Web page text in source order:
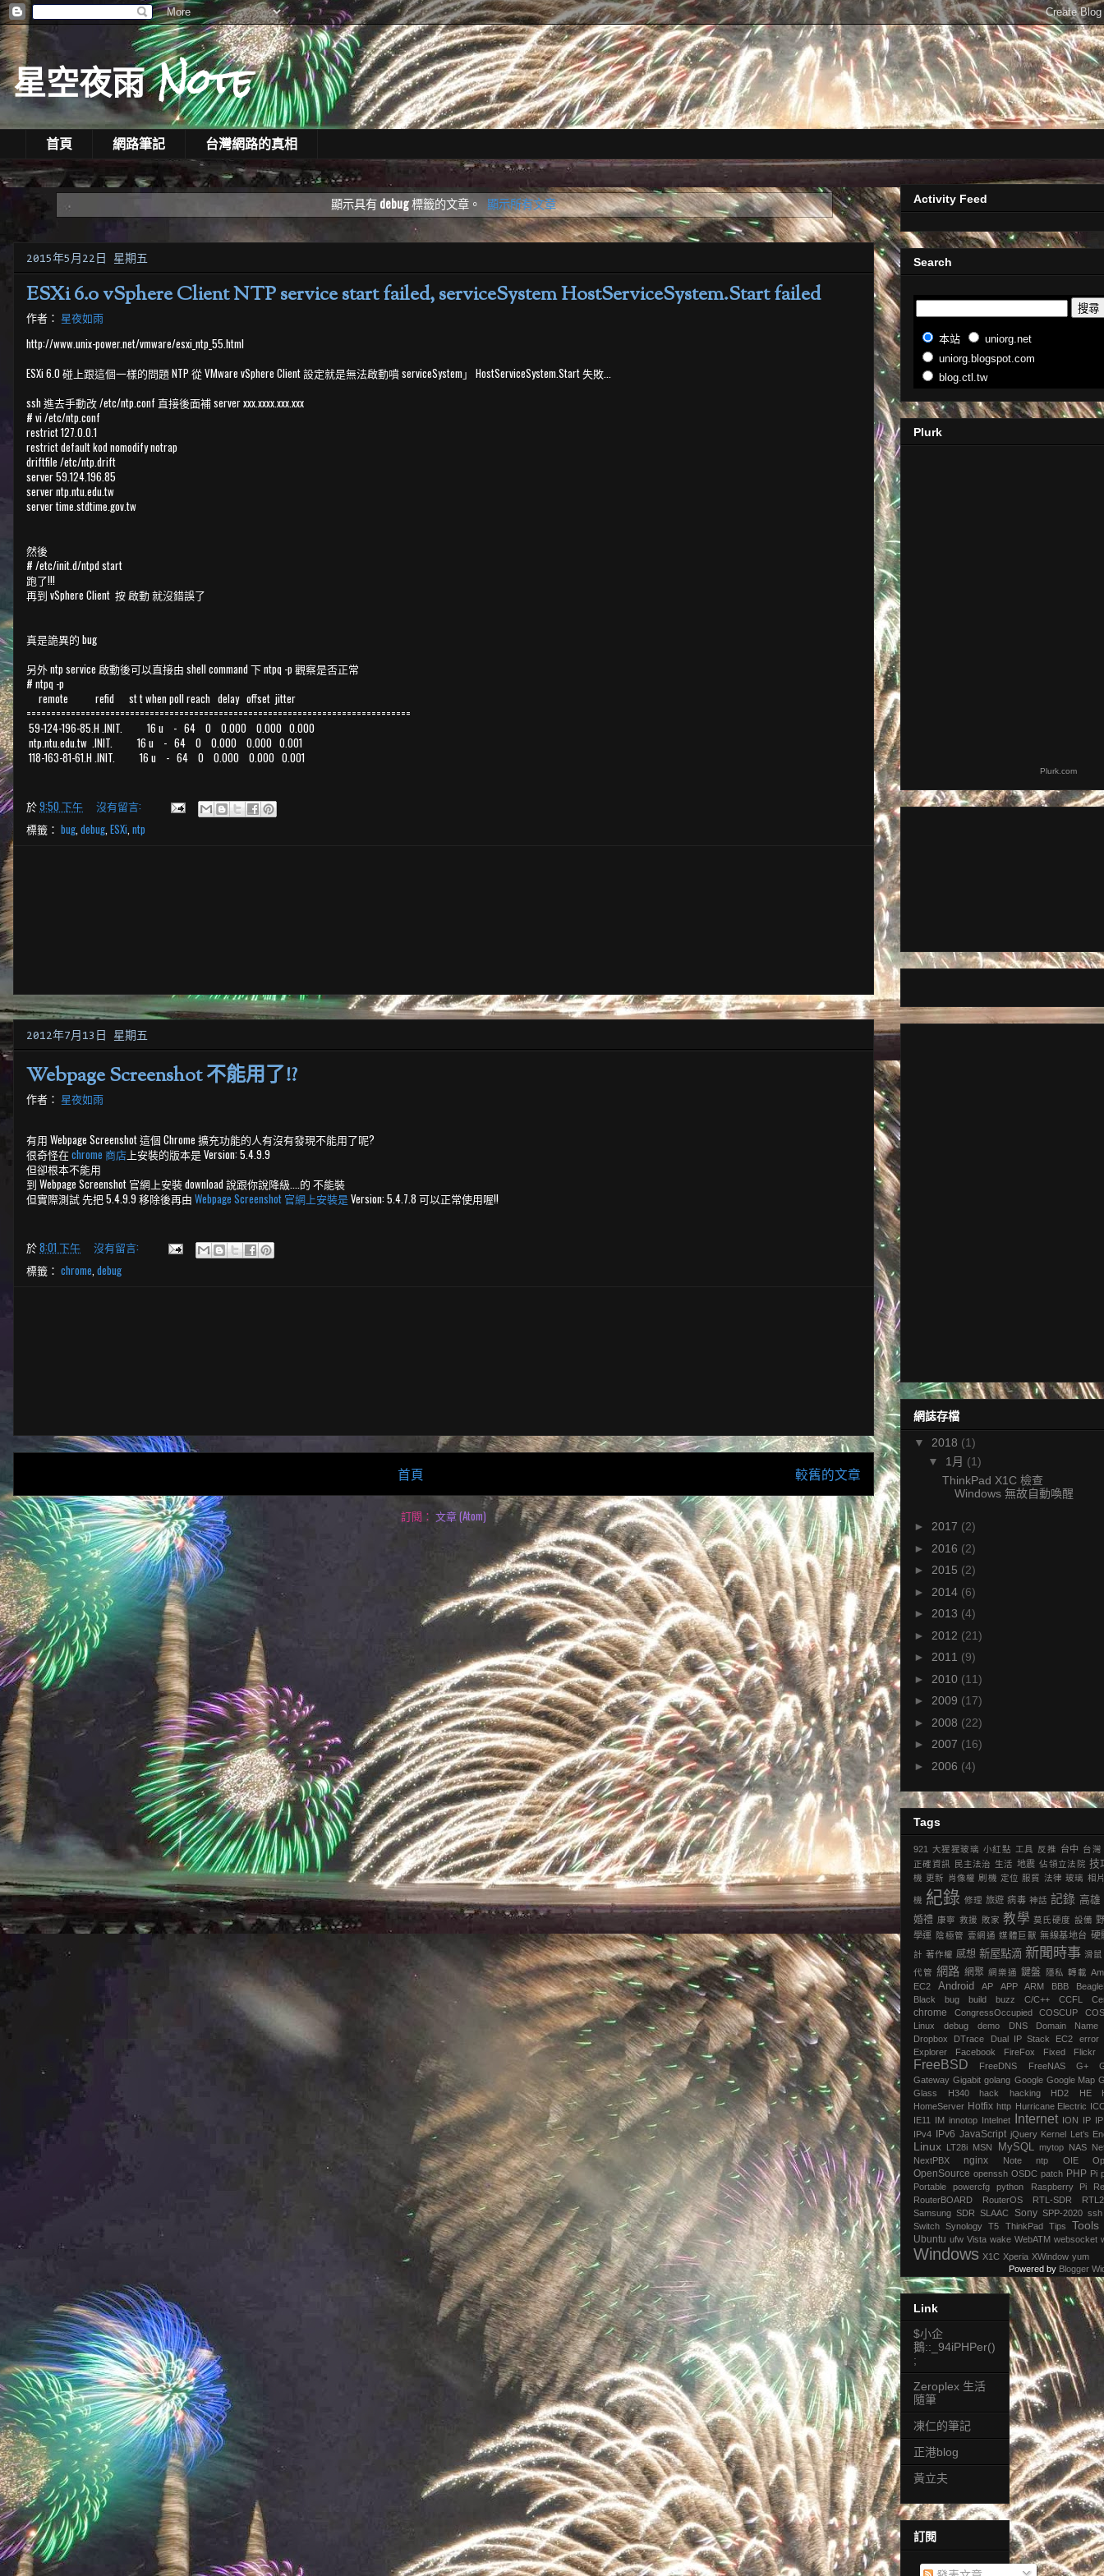
星空夜雨 Note
首頁 網路筆記 台灣網路的真相
顯示具有debug標籤的文章。 顯示所有文章
2015年5月22日 星期五
ESXi 6.0 vSphere Client NTP service start failed, serviceSystem HostServiceSystem.Start failed
作者： 星夜如雨
http://www.unix-power.net/vmware/esxi_ntp_55.html
ESXi 6.0 碰上跟這個一樣的問題 NTP 從 VMware vSphere Client 設定就是無法啟動噴 serviceSystem」 HostServiceSystem.Start 失敗...
ssh 進去手動改 /etc/ntp.conf 直接後面補 server xxx.xxxx.xxx.xxx
# vi /etc/ntp.conf
restrict 127.0.0.1
restrict default kod nomodify notrap
driftfile /etc/ntp.drift
server 59.124.196.85
server ntp.ntu.edu.tw
server time.stdtime.gov.tw
然後
# /etc/init.d/ntpd start
跑了!!!
再到 vSphere Client 按 啟動 就沒錯誤了
真是詭異的 bug
另外 ntp service 啟動後可以直接由 shell command 下 ntpq -p 觀察是否正常
# ntpq -p
remote refid st t when poll reach delay offset jitter
==============================================================================
59-124-196-85.H .INIT. 16 u - 64 0 0.000 0.000 0.000
ntp.ntu.edu.tw .INIT. 16 u - 64 0 0.000 0.000 0.001
118-163-81-61.H .INIT. 16 u - 64 0 0.000 0.000 0.001
於9:50 下午
沒有留言:
標籤： bug debug ESXi ntp
2012年7月13日 星期五
Webpage Screenshot 不能用了!?
作者： 星夜如雨
有用 Webpage Screenshot 這個 Chrome 擴充功能的人有沒有發現不能用了呢?
很奇怪在chrome 商店 上安裝的版本是 Version: 5.4.9.9
但卻根本不能用
到 Webpage Screenshot 官網上安裝 download 說跟你說降級....的 不能裝
但實際測試 先把 5.4.9.9 移除後再由 Webpage Screenshot 官網上安裝是Version: 5.4.7.8 可以正常使用喔!!
於8:01 下午
沒有留言:
標籤： chrome debug
較舊的文章
首頁
訂閱： 文章 (Atom)
Activity Feed
Search
本站
uniorg.net
uniorg.blogspot.com
blog.ctl.tw
Plurk
Plurk.com
網誌存檔
▼ 2018 (1)
▼ 1月 (1)
ThinkPad X1C 檢查
Windows 無故自動喚醒
► 2017 (2)
► 2016 (2)
► 2015 (2)
► 2014 (6)
► 2013 (4)
► 2012 (21)
► 2011 (9)
► 2010 (11)
► 2009 (17)
► 2008 (22)
► 2007 (16)
► 2006 (4)
Tags
921 大猩猩玻璃 小紅點 工具 反推 台中 台灣
正確資訊
民主法治 生活 地震 ‎佔領立法院‬ 技
機 更新 肖像權 刷機 定位 服貿 法律 玻璃 相
機 紀錄 修理 旅遊 病毒 神話 記錄 高雄
婚禮 康寧 救援 敗家 教學 莫氏硬度 設備
學運 陰極管 壹網通 媒體巨獸 無線基地台 硬
計 著作權 感想 新屋點滴 新聞時事 滑鼠
代管 網路 網聚 網樂通 鍵盤 隱私 轉載
EC2
Android AP APP ARM BBB
Black
bug build buzz C/C++ CCFL
chrome ‎CongressOccupied COSCUP
Linux
debug demo DNS
Domain Name
Dropbox
DTrace Dual IP Stack EC2
error
Explorer
Facebook FireFox Fixed Flickr
FreeBSD FreeDNS FreeNAS G+
Gateway Gigabit golang Google Google Map
Glass
H340 hack hacking HD2 HE
HomeServer Hotfix http Hurricane Electric
IE11
IM innotop Intelnet Internet ION IP
IPv4
IPv6 JavaScript jQuery Kernel Let’s
Linux LT28i MSN MySQL mytop NAS
NextPBX
nginx Note ntp OIE
OpenSource openssh OSDC patch PHP Pi
Portable
powercfg python Raspberry Pi
RouterBOARD
RouterOS RTL-SDR
Samsung SDR SLAAC Sony SPP-2020 ssh
Switch Synology T5 ThinkPad Tips Tools
Ubuntu ufw Vista wake WebATM websocket
Windows X1C Xperia XWindow yum
Powered by Blogger
Link
$小企
鵝::_94iPHPer()
;
Zeroplex 生活
隨筆
凍仁的筆記
正港blog
黃立夫
訂閱